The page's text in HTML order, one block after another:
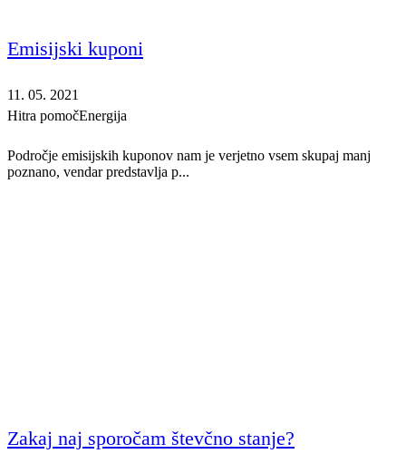
Emisijski kuponi
11. 05. 2021
Hitra pomočEnergija
Področje emisijskih kuponov nam je verjetno vsem skupaj manj
poznano, vendar predstavlja p...
Zakaj naj sporočam števčno stanje?